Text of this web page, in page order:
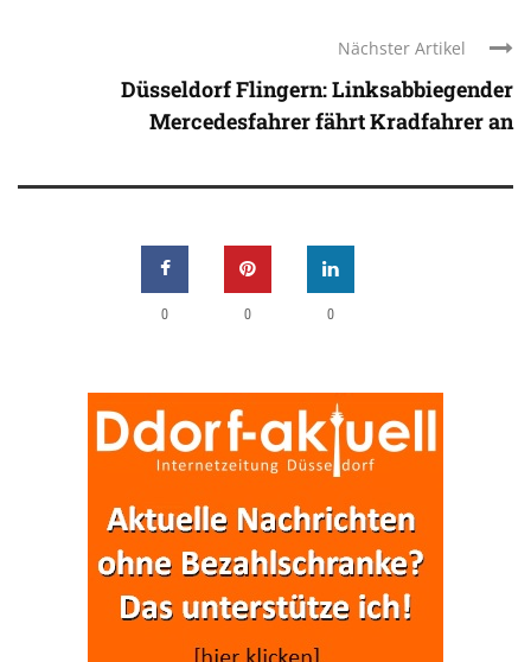
Nächster Artikel
Düsseldorf Flingern: Linksabbiegender
Mercedesfahrer fährt Kradfahrer an
0 0 0